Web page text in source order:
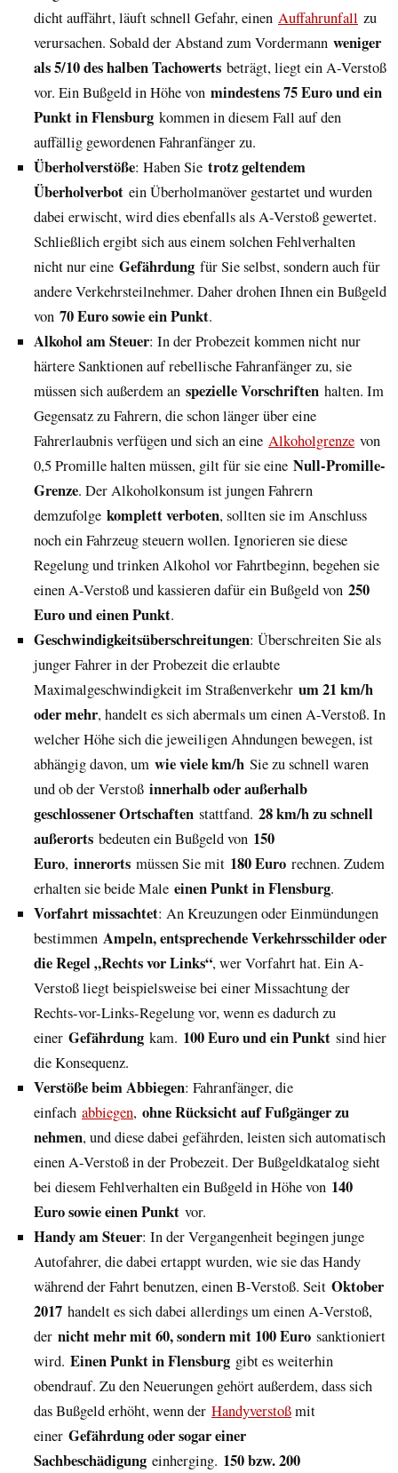
dicht auffährt, läuft schnell Gefahr, einen Auffahrunfall zu
verursachen. Sobald der Abstand zum Vordermann weniger
als 5/10 des halben Tachowerts beträgt, liegt ein A-Verstoß
vor. Ein Bußgeld in Höhe von mindestens 75 Euro und ein
Punkt in Flensburg kommen in diesem Fall auf den
auffällig gewordenen Fahranfänger zu.
Überholverstöße: Haben Sie trotz geltendem
Überholverbot ein Überholmanöver gestartet und wurden
dabei erwischt, wird dies ebenfalls als A-Verstoß gewertet.
Schließlich ergibt sich aus einem solchen Fehlverhalten
nicht nur eine Gefährdung für Sie selbst, sondern auch für
andere Verkehrsteilnehmer. Daher drohen Ihnen ein Bußgeld
von 70 Euro sowie ein Punkt.
Alkohol am Steuer: In der Probezeit kommen nicht nur
härtere Sanktionen auf rebellische Fahranfänger zu, sie
müssen sich außerdem an spezielle Vorschriften halten. Im
Gegensatz zu Fahrern, die schon länger über eine
Fahrerlaubnis verfügen und sich an eine Alkoholgrenze von
0,5 Promille halten müssen, gilt für sie eine Null-Promille-
Grenze. Der Alkoholkonsum ist jungen Fahrern
demzufolge komplett verboten, sollten sie im Anschluss
noch ein Fahrzeug steuern wollen. Ignorieren sie diese
Regelung und trinken Alkohol vor Fahrtbeginn, begehen sie
einen A-Verstoß und kassieren dafür ein Bußgeld von 250
Euro und einen Punkt.
Geschwindigkeitsüberschreitungen: Über­schreiten Sie als
junger Fahrer in der Probezeit die erlaubte
Maximalgeschwindigkeit im Straßenverkehr um 21 km/h
oder mehr, handelt es sich abermals um einen A-Verstoß. In
welcher Höhe sich die jeweiligen Ahndungen bewegen, ist
abhängig davon, um wie viele km/h Sie zu schnell waren
und ob der Verstoß innerhalb oder außerhalb
geschlossener Ortschaften stattfand. 28 km/h zu schnell
außerorts bedeuten ein Bußgeld von 150
Euro, innerorts müssen Sie mit 180 Euro rechnen. Zudem
erhalten sie beide Male einen Punkt in Flensburg.
Vorfahrt missachtet: An Kreuzungen oder Einmündungen
bestimmen Ampeln, entsprechende Verkehrsschilder oder
die Regel „Rechts vor Links“, wer Vorfahrt hat. Ein A-
Verstoß liegt beispielsweise bei einer Missachtung der
Rechts-vor-Links-Regelung vor, wenn es dadurch zu
einer Gefährdung kam. 100 Euro und ein Punkt sind hier
die Konsequenz.
Verstöße beim Abbiegen: Fahranfänger, die
einfach abbiegen, ohne Rücksicht auf Fußgänger zu
nehmen, und diese dabei gefährden, leisten sich automatisch
einen A-Verstoß in der Probezeit. Der Bußgeldkatalog sieht
bei diesem Fehlverhalten ein Bußgeld in Höhe von 140
Euro sowie einen Punkt vor.
Handy am Steuer: In der Vergangenheit begingen junge
Autofahrer, die dabei ertappt wurden, wie sie das Handy
während der Fahrt benutzen, einen B-Verstoß. Seit Oktober
2017 handelt es sich dabei allerdings um einen A-Verstoß,
der nicht mehr mit 60, sondern mit 100 Euro sanktioniert
wird. Einen Punkt in Flensburg gibt es weiterhin
obendrauf. Zu den Neuerungen gehört außerdem, dass sich
das Bußgeld erhöht, wenn der Handyverstoßmit
einer Gefährdung oder sogar einer
Sachbeschädigung einherging. 150 bzw. 200